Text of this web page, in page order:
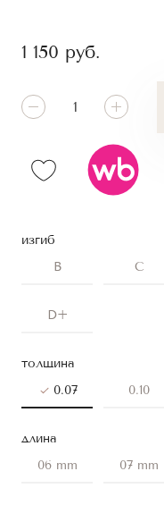
изгиб
B
C
D+
толщина
0.07
0.10
длина
06 mm
07 mm
1 150 руб.